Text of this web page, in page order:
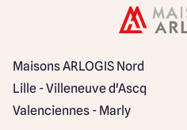
Maisons ARLOGIS Nord
Lille - Villeneuve d'Ascq
Valenciennes - Marly